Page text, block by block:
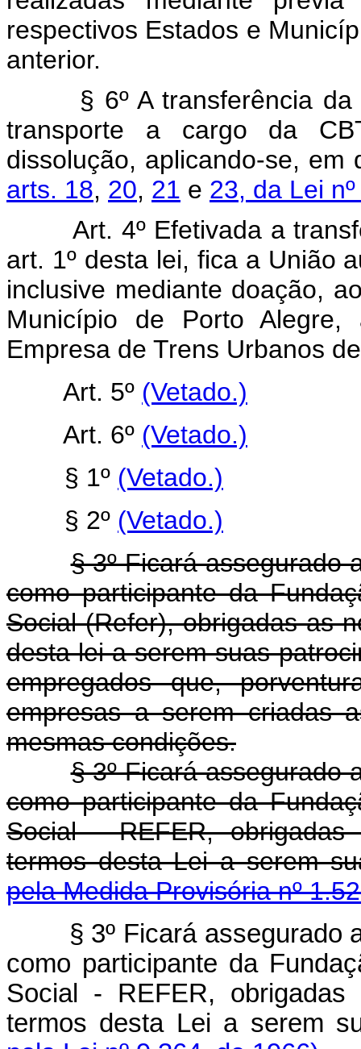
respectivos Estados e
anterior.
§ 6º A transferência
transporte a cargo da
dissolução, aplicando-se,
arts. 18, 20, 21 e 23, da Lei
Art. 4º Efetivada a
art. 1º desta lei, fica a União
inclusive mediante doação,
Município de Porto
Empresa de Trens Urbanos
Art. 5º (Vetado.)
Art. 6º (Vetado.)
§ 1º (Vetado.)
§ 2º (Vetado.)
§ 3º Ficará assegurado
como participante da
Social (Refer), obrigadas as
desta lei a serem suas
empregados que,
empresas a serem criadas
mesmas condições.
§ 3º Ficará assegurado
como participante da
Social - REFER,
termos desta Lei a serem
pela Medida Provisória nº
§ 3º Ficará assegurado
como participante da
Social - REFER,
termos desta Lei a serem